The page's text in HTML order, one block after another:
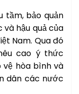
tầm, bảo quản
hậu quả của
Nam. Qua đó
cao ý thức
vệ hòa bình và
dân các nước